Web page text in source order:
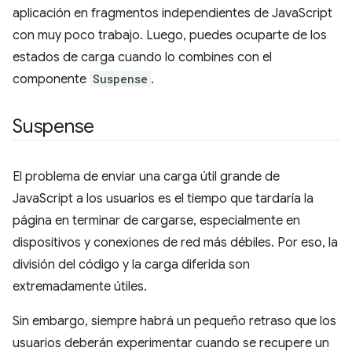
aplicación en fragmentos independientes de JavaScript
con muy poco trabajo. Luego, puedes ocuparte de los
estados de carga cuando lo combines con el
componente Suspense .
Suspense
El problema de enviar una carga útil grande de
JavaScript a los usuarios es el tiempo que tardaría la
página en terminar de cargarse, especialmente en
dispositivos y conexiones de red más débiles. Por eso, la
división del código y la carga diferida son
extremadamente útiles.
Sin embargo, siempre habrá un pequeño retraso que los
usuarios deberán experimentar cuando se recupere un